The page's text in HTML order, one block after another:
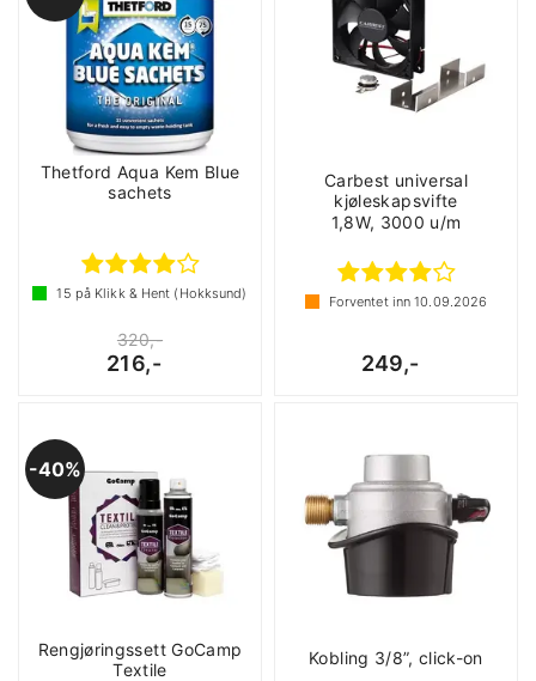
Thetford Aqua Kem Blue
sachets
15 på Klikk & Hent (Hokksund)
320,-
216,-
Carbest universal
kjøleskapsvifte
1,8W, 3000 u/m
Forventet inn10.09.2026
249,-
40%
Rengjøringssett GoCamp
Textile
Kobling 3/8”, click-on